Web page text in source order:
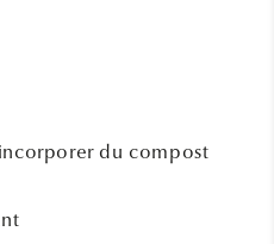
du compost